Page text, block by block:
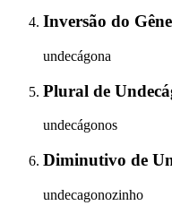
Inversão do
undecágona
Plural de
undecágonos
Diminutivo de
undecagonozinho